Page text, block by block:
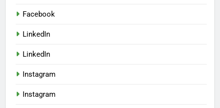
Facebook
LinkedIn
LinkedIn
Instagram
Instagram